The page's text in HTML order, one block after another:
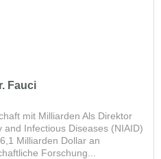
Fauci
mit Milliarden Als Direktor
Infectious Diseases (NIAID)
Milliarden Dollar an
Forschung...